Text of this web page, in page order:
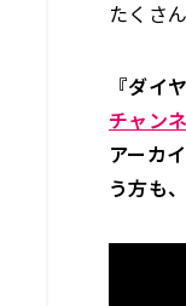
たくさ
『ダイ
チャン
アーカ
う方も